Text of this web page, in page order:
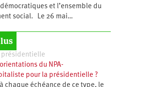
et l’ensemble du
social. Le 26 mai…
présidentielle
du NPA-
pour la présidentielle ?
chaque échéance de ce type, le